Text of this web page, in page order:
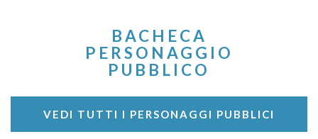
BACHECA
PERSONAGGIO
PUBBLICO
VEDI TUTTI I PERSONAGGI PUBBLICI